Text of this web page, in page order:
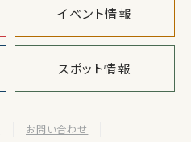
イベント情報
スポット情報
お問い合わせ